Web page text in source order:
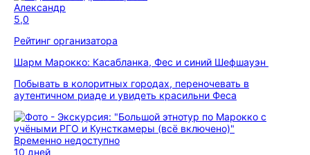
Александр
5,0
Рейтинг организатора
Шарм Марокко: Касабланка, Фес и синий Шефшауэн
Побывать в колоритных городах, переночевать в
аутентичном риаде и увидеть красильни Феса
Временно недоступно
10 дней